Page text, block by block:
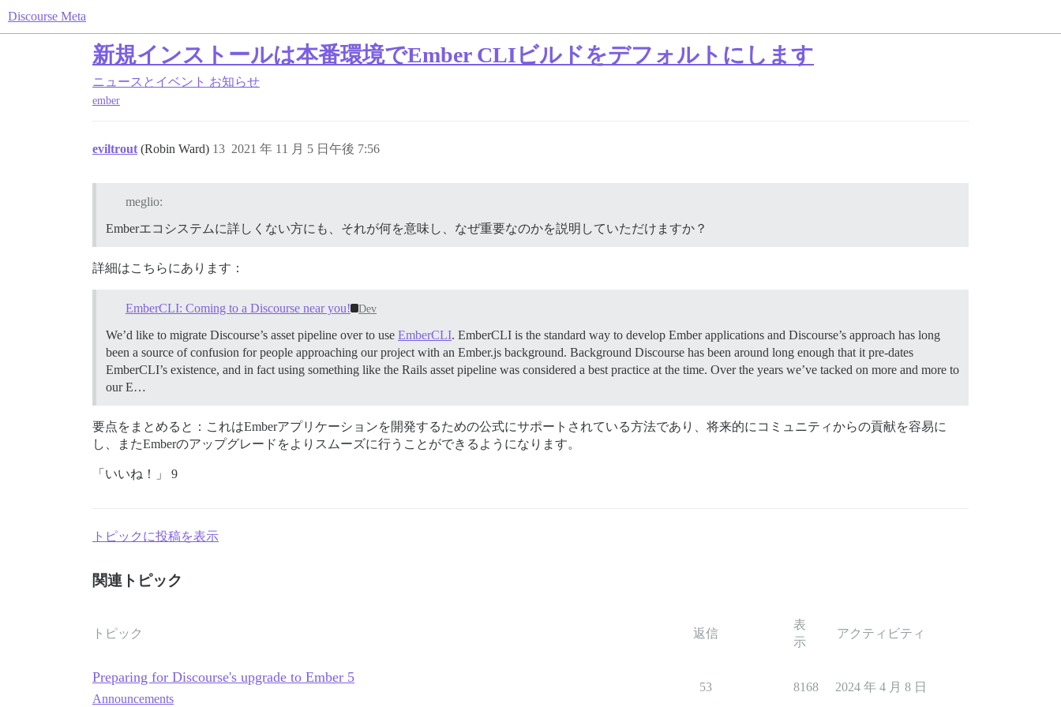
Discourse Meta
新規インストールは本番環境でEmber CLIビルドをデフォルトにします
ニュースとイベント お知らせ
ember
eviltrout (Robin Ward) 2021 年 11 月 5 日午後 7:56
13
meglio:
Emberエコシステムに詳しくない方にも、それが何を意味し、なぜ重要なのかを説明していただけますか？
詳細はこちらにあります：
EmberCLI: Coming to a Discourse near you! Dev
We’d like to migrate Discourse’s asset pipeline over to use EmberCLI. EmberCLI is the standard way to develop Ember applications and Discourse’s approach has long
been a source of confusion for people approaching our project with an Ember.js background. Background Discourse has been around long enough that it pre-dates
EmberCLI’s existence, and in fact using something like the Rails asset pipeline was considered a best practice at the time. Over the years we’ve tacked on more and more to
our E…
要点をまとめると：これはEmberアプリケーションを開発するための公式にサポートされている方法であり、将来的にコミュニティからの貢献を容易に
し、またEmberのアップグレードをよりスムーズに行うことができるようになります。
「いいね！」 9
トピックに投稿を表示
関連トピック
トピック 返信
表
示
アクティビティ
Preparing for Discourse's upgrade to Ember 5
Announcements
53 8168 2024 年 4 月 8 日